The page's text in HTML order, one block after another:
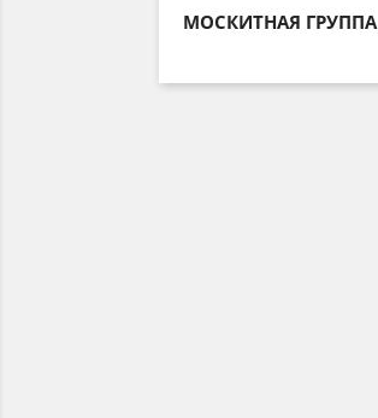
МОСКИТНАЯ ГРУППА